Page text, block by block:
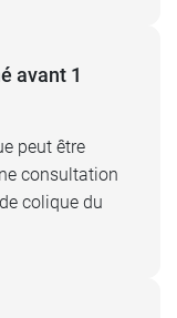
avant 1
peut être
consultation
colique du